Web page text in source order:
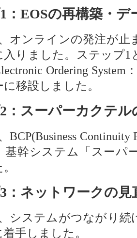
：EOSの再構築・デ
オンラインの発注が
入りました。ステップ
Ordering
移設しました。
：スーパーカクテ
BCP(Business
基幹システム「スーパ
：ネットワークの見
システムがつながり
手しました。